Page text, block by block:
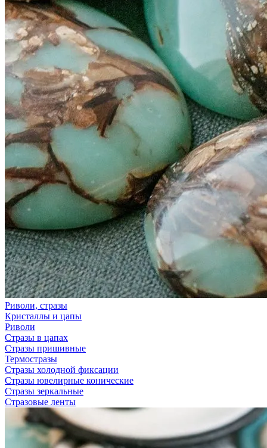
Риволи, стразы
Кристаллы и цапы
Риволи
Стразы в цапах
Стразы пришивные
Термостразы
Стразы холодной фиксации
Стразы ювелирные конические
Стразы зеркальные
Стразовые ленты